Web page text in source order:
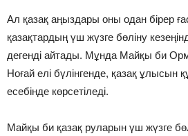
Ал қазақ аңыздары оны одан бірер
қазақтардың үш жүзге бөліну
дегенді айтады. Мұнда Майқы би
Ноғай елі бүлінгенде, қазақ ұлысын
есебінде көрсетіледі.
Майқы би қазақ руларын үш жүзге